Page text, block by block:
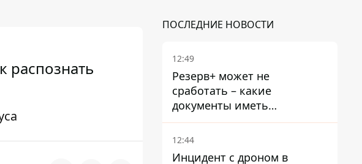
распознать
ПОСЛЕДНИЕ НОВОСТИ
12:49
Резерв+ может не
сработать – какие
документы иметь
мужчинам, чтобы не
попасть в ТЦК
12:44
Инцидент с дроном в